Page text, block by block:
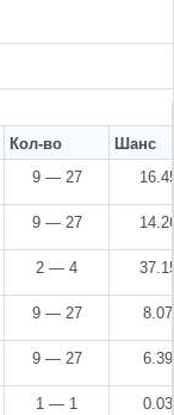
Кол-во
Шанс
9 — 27
9 — 27
2 — 4
9 — 27
9 — 27
1 — 1